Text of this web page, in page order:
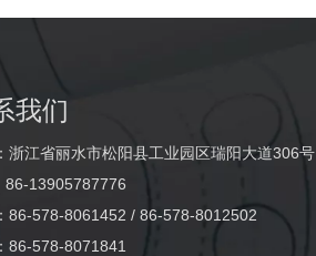
我们
浙江省丽水市松阳县工业园区瑞阳大道306号
86-13905787776
86-578-8061452 / 86-578-8012502
86-578-8071841